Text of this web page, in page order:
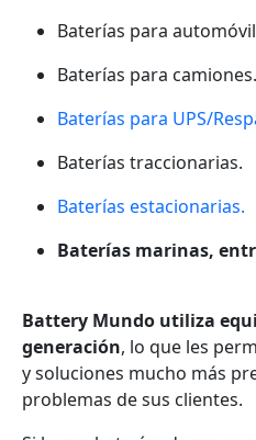
Baterías para
Baterías para camiones.
Baterías para UPS/
Baterías traccionarias.
Baterías estacionarias.
Baterías marinas,
Battery Mundo utiliza
generación, lo que les
y soluciones mucho más
problemas de sus clientes.